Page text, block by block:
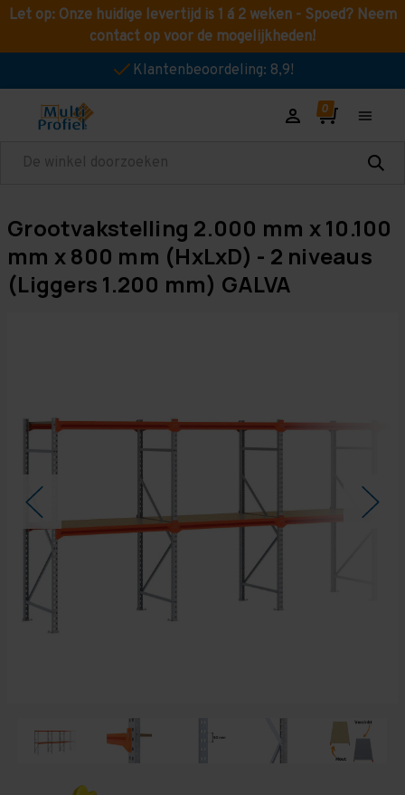
Let op: Onze huidige levertijd is 1 á 2 weken - Spoed? Neem
contact op voor de mogelijkheden!
Klantenbeoordeling: 8,9!
Zoeken
Grootvakstelling 2.000 mm x 10.100
mm x 800 mm (HxLxD) - 2 niveaus
(Liggers 1.200 mm) GALVA